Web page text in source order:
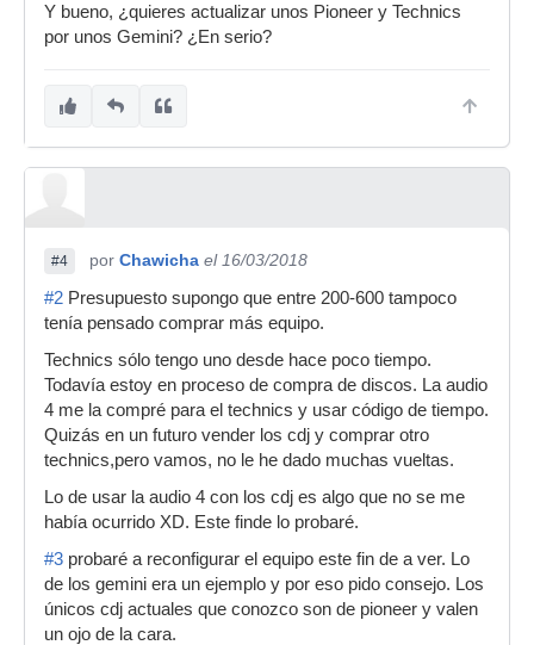
Y bueno, ¿quieres actualizar unos Pioneer y Technics
por unos Gemini? ¿En serio?
#4 por Chawicha el 16/03/2018
#2 Presupuesto supongo que entre 200-600 tampoco
tenía pensado comprar más equipo.
Technics sólo tengo uno desde hace poco tiempo.
Todavía estoy en proceso de compra de discos. La audio
4 me la compré para el technics y usar código de tiempo.
Quizás en un futuro vender los cdj y comprar otro
technics,pero vamos, no le he dado muchas vueltas.
Lo de usar la audio 4 con los cdj es algo que no se me
había ocurrido XD. Este finde lo probaré.
#3 probaré a reconfigurar el equipo este fin de a ver. Lo
de los gemini era un ejemplo y por eso pido consejo. Los
únicos cdj actuales que conozco son de pioneer y valen
un ojo de la cara.